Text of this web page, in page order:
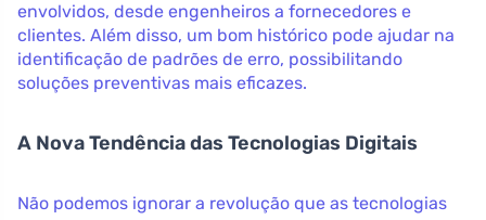
envolvidos, desde engenheiros a fornecedores e
clientes. Além disso, um bom histórico pode ajudar na
identificação de padrões de erro, possibilitando
soluções preventivas mais eficazes.
A Nova Tendência das Tecnologias Digitais
Não podemos ignorar a revolução que as tecnologias